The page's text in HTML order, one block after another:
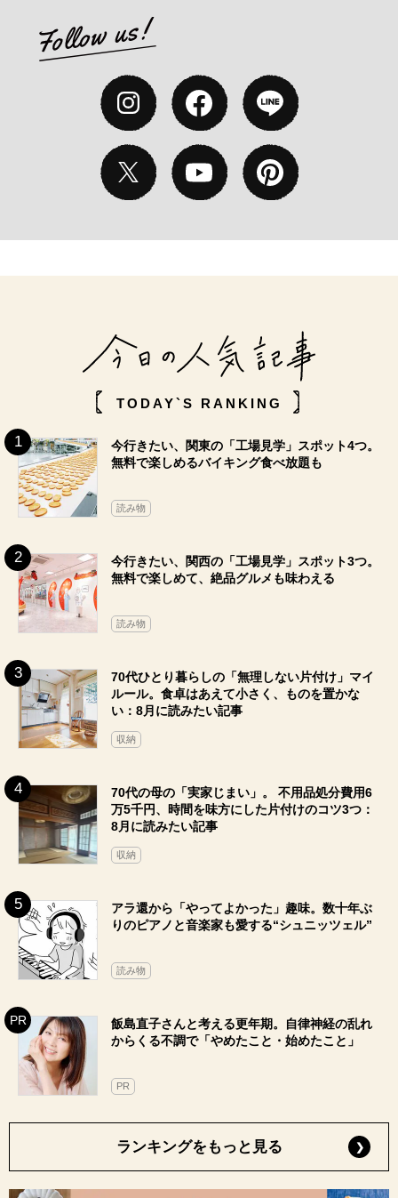
TODAY`S RANKING
今行きたい、関東の「工場見学」スポット4つ。
無料で楽しめるバイキング食べ放題も
読み物
今行きたい、関西の「工場見学」スポット3つ。
無料で楽しめて、絶品グルメも味わえる
読み物
70代ひとり暮らしの「無理しない片付け」マイ
ルール。食卓はあえて小さく、ものを置かな
い：8月に読みたい記事
収納
70代の母の「実家じまい」。 不用品処分費用6
万5千円、時間を味方にした片付けのコツ3つ：
8月に読みたい記事
収納
アラ還から「やってよかった」趣味。数十年ぶ
りのピアノと音楽家も愛する“シュニッツェル”
読み物
飯島直子さんと考える更年期。自律神経の乱れ
からくる不調で「やめたこと・始めたこと」
PR
ランキングをもっと見る